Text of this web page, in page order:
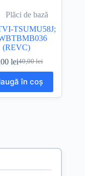
Plăci de bază
TSUMU58J;
(REVC)
40,00lei
Prețul
inițial
a
fost:
leiPrețul
curent
este:
30,00 lei.
în coș